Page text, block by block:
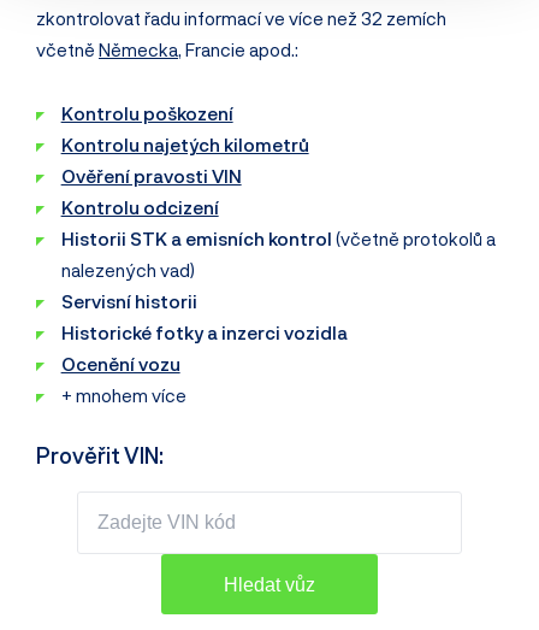
zkontrolovat řadu informací ve více než 32 zemích
včetně Německa, Francie apod.:
Kontrolu poškození
Kontrolu najetých kilometrů
Ověření pravosti VIN
Kontrolu odcizení
Historii STK a emisních kontrol (včetně protokolů a
nalezených vad)
Servisní historii
Historické fotky a inzerci vozidla
Ocenění vozu
+ mnohem více
Prověřit VIN: